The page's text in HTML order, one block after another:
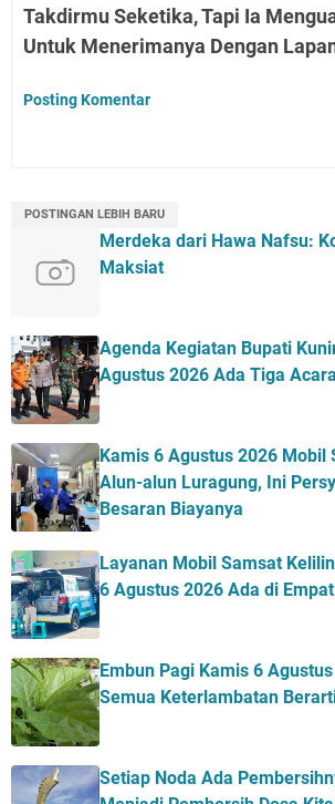
Takdirmu Seketika, Tapi Ia
Untuk Menerimanya Dengan
Posting Komentar
POSTINGAN LEBIH BARU
Merdeka dari Hawa Nafsu:
Maksiat
Agenda Kegiatan Bupati
Agustus 2026 Ada Tiga Acara
Kamis 6 Agustus 2026 Mobil
Alun-alun Luragung, Ini
Besaran Biayanya
Layanan Mobil Samsat
6 Agustus 2026 Ada di
Embun Pagi Kamis 6
Semua Keterlambatan
Setiap Noda Ada